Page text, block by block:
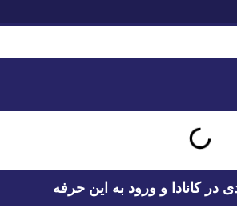
در کانادا و ورود به این حرفه